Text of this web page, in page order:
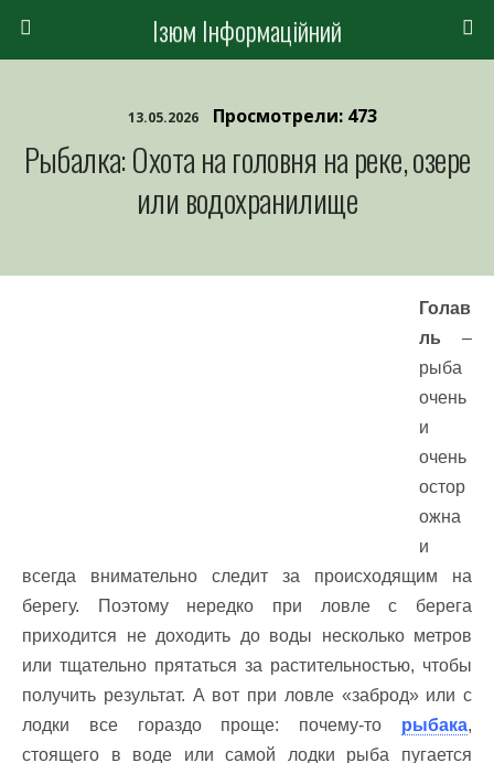
Ізюм Інформаційний
13.05.2026 Просмотрели: 473
Рыбалка: Охота на головня на реке, озере
или водохранилище
Голав
ль –
рыба
очень
и
очень
остор
ожна
и
всегда внимательно следит за происходящим на
берегу. Поэтому нередко при ловле с берега
приходится не доходить до воды несколько метров
или тщательно прятаться за растительностью, чтобы
получить результат. А вот при ловле «заброд» или с
лодки все гораздо проще: почему-то рыбака,
стоящего в воде или самой лодки рыба пугается